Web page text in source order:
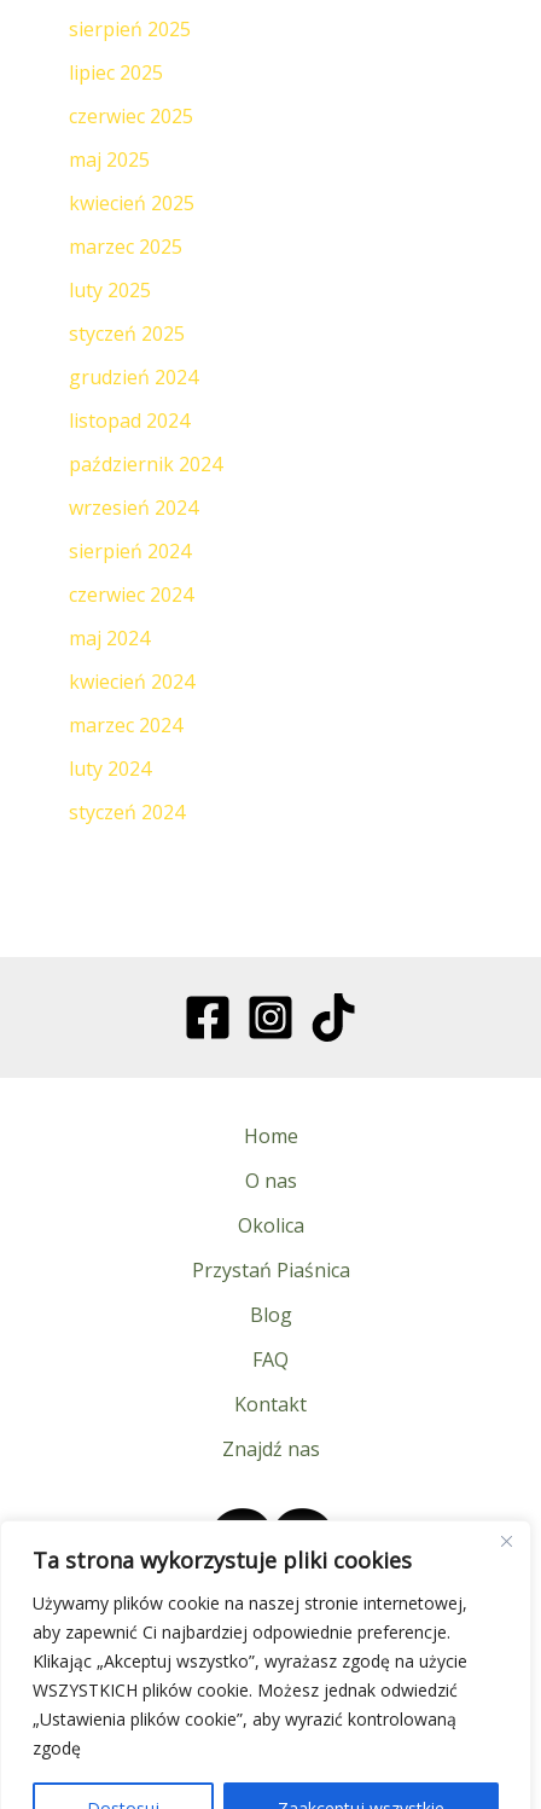
Ta strona wykorzystuje pliki cookies
Używamy plików cookie na naszej stronie internetowej,
aby zapewnić Ci najbardziej odpowiednie preferencje.
Klikając „Akceptuj wszystko”, wyrażasz zgodę na użycie
WSZYSTKICH plików cookie. Możesz jednak odwiedzić
„Ustawienia plików cookie”, aby wyrazić kontrolowaną
zgodę
sierpień 2025
lipiec 2025
czerwiec 2025
maj 2025
kwiecień 2025
marzec 2025
luty 2025
styczeń 2025
grudzień 2024
listopad 2024
październik 2024
wrzesień 2024
sierpień 2024
czerwiec 2024
maj 2024
kwiecień 2024
marzec 2024
luty 2024
styczeń 2024
Home
O nas
Okolica
Przystań Piaśnica
Blog
FAQ
Kontakt
Znajdź nas
Copyright © 2026k4page.pl